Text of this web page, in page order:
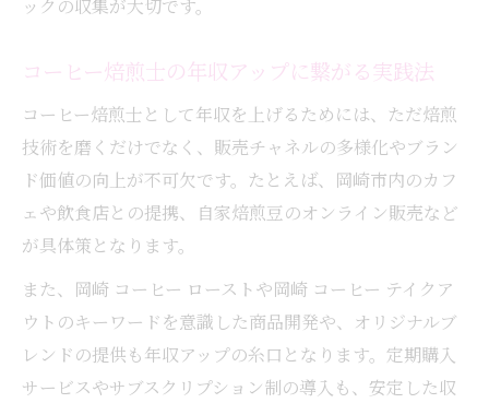
ックの収集が大切です。
コーヒー焙煎士の年収アップに繋がる実践法
コーヒー焙煎士として年収を上げるためには、ただ焙煎
技術を磨くだけでなく、販売チャネルの多様化やブラン
ド価値の向上が不可欠です。たとえば、岡崎市内のカフ
ェや飲食店との提携、自家焙煎豆のオンライン販売など
が具体策となります。
また、岡崎 コーヒー ローストや岡崎 コーヒー テイクア
ウトのキーワードを意識した商品開発や、オリジナルブ
レンドの提供も年収アップの糸口となります。定期購入
サービスやサブスクリプション制の導入も、安定した収